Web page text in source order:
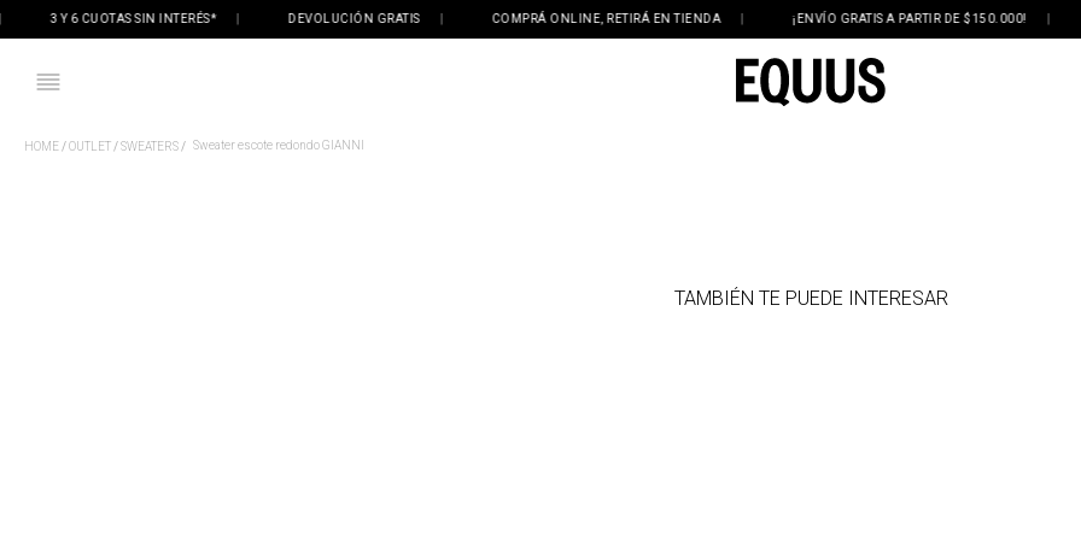
3 Y 6 CUOTAS SIN INTERÉS* DEVOLUCIÓN GRATIS COMPRÁ ONLINE, RETIRÁ EN TIENDA ¡ENVÍO GRATIS A PARTIR DE $150.000!
OUTLET SWEATERS Sweater escote redondo GIANNI
TAMBIÉN TE PUEDE INTERESAR